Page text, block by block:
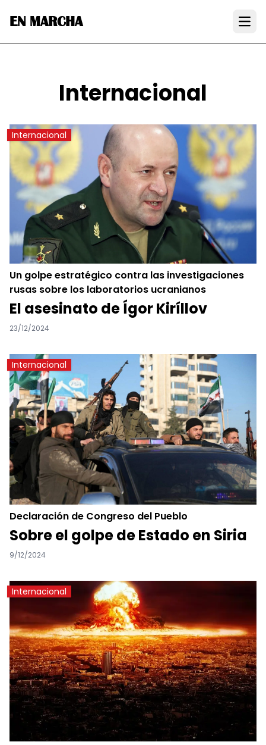
EN MARCHA
Internacional
Internacional
Un golpe estratégico contra las investigaciones
rusas sobre los laboratorios ucranianos
El asesinato de Ígor Kiríllov
23/12/2024
Internacional
Declaración de Congreso del Pueblo
Sobre el golpe de Estado en Siria
9/12/2024
Internacional